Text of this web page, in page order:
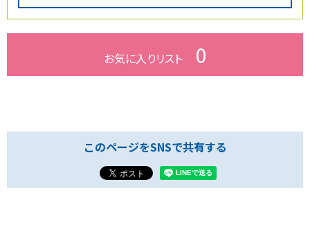
お気に入りリスト 0
このページをSNSで共有する